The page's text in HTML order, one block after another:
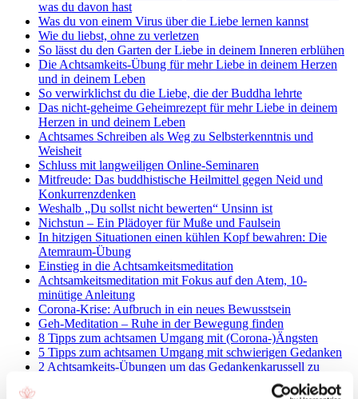
was du davon hast
Was du von einem Virus über die Liebe lernen kannst
Wie du liebst, ohne zu verletzen
So lässt du den Garten der Liebe in deinem Inneren erblühen
Die Achtsamkeits-Übung für mehr Liebe in deinem Herzen
und in deinem Leben
So verwirklichst du die Liebe, die der Buddha lehrte
Das nicht-geheime Geheimrezept für mehr Liebe in deinem
Herzen in und deinem Leben
Achtsames Schreiben als Weg zu Selbsterkenntnis und
Weisheit
Schluss mit langweiligen Online-Seminaren
Mitfreude: Das buddhistische Heilmittel gegen Neid und
Konkurrenzdenken
Weshalb „Du sollst nicht bewerten“ Unsinn ist
Nichstun – Ein Plädoyer für Muße und Faulsein
In hitzigen Situationen einen kühlen Kopf bewahren: Die
Atemraum-Übung
Einstieg in die Achtsamkeitsmeditation
Achtsamkeitsmeditation mit Fokus auf den Atem, 10-
minütige Anleitung
Corona-Krise: Aufbruch in ein neues Bewusstsein
Geh-Meditation – Ruhe in der Bewegung finden
8 Tipps zum achtsamen Umgang mit (Corona-)Ängsten
5 Tipps zum achtsamen Umgang mit schwierigen Gedanken
2 Achtsamkeits-Übungen um das Gedankenkarussell zu
Genieße mal Ruhe im Kopf mit dieser angeleiteten